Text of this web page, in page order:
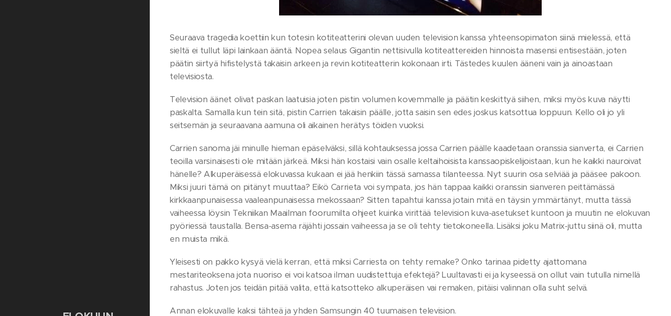
Seuraava tragedia koettiin kun totesin kotiteatterini olevan uuden television kanssa yhteensopimaton siinä mielessä, että
sieltä ei tullut läpi lainkaan ääntä. Nopea selaus Gigantin nettisivulla kotiteattereiden hinnoista masensi entisestään, joten
päätin siirtyä hifistelystä takaisin arkeen ja revin kotiteatterin kokonaan irti. Tästedes kuulen ääneni vain ja ainoastaan
televisiosta.
Television äänet olivat paskan laatuisia joten pistin volumen kovemmalle ja päätin keskittyä siihen, miksi myös kuva näytti
paskalta. Samalla kun tein sitä, pistin Carrien takaisin päälle, jotta saisin sen edes joskus katsottua loppuun. Kello oli jo yli
seitsemän ja seuraavana aamuna oli aikainen herätys töiden vuoksi.
Carrien sanoma jäi minulle hieman epäselväksi, sillä kohtauksessa jossa Carrien päälle kaadetaan oranssia sianverta, ei Carrien
teoilla varsinaisesti ole mitään järkeä. Miksi hän kostaisi vain osalle keltaihoisista kanssaopiskelijoistaan, kun he kaikki nauroivat
hänelle? Alkuperäisessä elokuvassa kukaan ei jää henkiin tässä samassa tilanteessa. Nyt suurin osa selviää ja pääsee pakoon.
Miksi juuri tämä on pitänyt muuttaa? Eikö Carrieta voi sympata, jos hän tappaa kaikki oranssin sianveren peittämässä
kirkkaanpunaisessa vaaleanpunaisessa mekossaan? Sitten tapahtui kanssa jotain mitä en täysin ymmärtänyt, mutta tässä
vaiheessa löysin Tekniikan Maailman foorumilta ohjeet kuinka virittää television kuva-asetukset kuntoon ja muutin ne elokuvan
pyöriessä taustalla. Bensa-asema räjähti jossain vaiheessa ja se oli tehty tietokoneella. Lisäksi joku Matrix-juttu siinä oli, mutta
en muista mikä.
Yleisesti on pakko kysyä vielä kerran, että miksi Carriesta on tehty remake? Onko tarinaa pidetty ajattomana
mestariteoksena jota nuoriso ei voi katsoa ilman uudistettuja efektejä? Luultavasti ei ja kyseessä on ollut vain tutulla nimellä
rahastus. Joten jos teidän pitää valita, että katsotteko alkuperäisen vai remaken, pitäisi valinnan olla suht selvä.
Annan elokuvalle kaksi tähteä ja yhden Samsungin 40 tuumaisen television.